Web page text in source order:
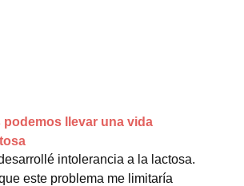
podemos llevar una vida
intolerancia a la lactosa.
este problema me limitaría